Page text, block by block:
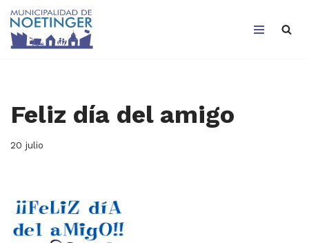
Saltar
Feliz día del amigo
20 julio